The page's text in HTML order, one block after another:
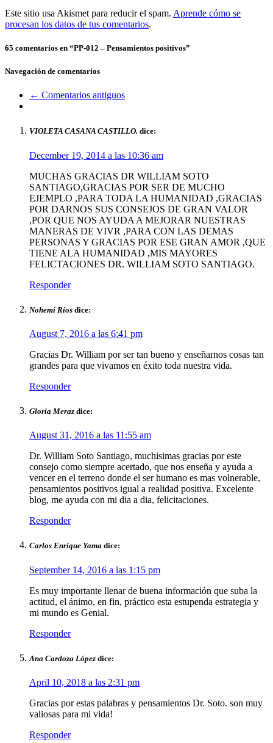
Este sitio usa Akismet para reducir el spam. Aprende cómo se
procesan los datos de tus comentarios.
65 comentarios en “PP-012 – Pensamientos positivos”
Navegación de comentarios
← Comentarios antiguos
VIOLETA CASANA CASTILLO. dice:
December 19, 2014 a las 10:36 am
MUCHAS GRACIAS DR WILLIAM SOTO
SANTIAGO,GRACIAS POR SER DE MUCHO
EJEMPLO ,PARA TODA LA HUMANIDAD ,GRACIAS
POR DARNOS SUS CONSEJOS DE GRAN VALOR
,POR QUE NOS AYUDA A MEJORAR NUESTRAS
MANERAS DE VIVR ,PARA CON LAS DEMAS
PERSONAS Y GRACIAS POR ESE GRAN AMOR ,QUE
TIENE ALA HUMANIDAD ,MIS MAYORES
FELICTACIONES DR. WILLIAM SOTO SANTIAGO.
Responder
Nohemi Ríos dice:
August 7, 2016 a las 6:41 pm
Gracias Dr. William por ser tan bueno y enseñarnos cosas tan
grandes para que vivamos en éxito toda nuestra vida.
Responder
Gloria Meraz dice:
August 31, 2016 a las 11:55 am
Dr. William Soto Santiago, muchisimas gracias por este
consejo como siempre acertado, que nos enseña y ayuda a
vencer en el terreno donde el ser humano es mas volnerable,
pensamientos positivos igual a realidad positiva. Excelente
blog, me ayuda con mi dia a dia, felicitaciones.
Responder
Carlos Enrique Yama dice:
September 14, 2016 a las 1:15 pm
Es muy importante llenar de buena información que suba la
actitud, el ánimo, en fin, práctico esta estupenda estrategia y
mi mundo es Genial.
Responder
Ana Cardoza López dice:
April 10, 2018 a las 2:31 pm
Gracias por estas palabras y pensamientos Dr. Soto. son muy
valiosas para mi vida!
Responder